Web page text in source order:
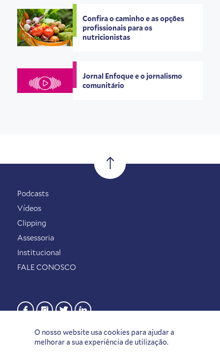
Confira o caminho e as opções
profissionais para os
nutricionistas
Jornal Enfoque e o jornalismo
comunitário
O nosso website usa cookies para ajudar a
melhorar a sua experiência de utilização.
Podcasts
Vídeos
Clipping
Assessoria
Institucional
FALE CONOSCO